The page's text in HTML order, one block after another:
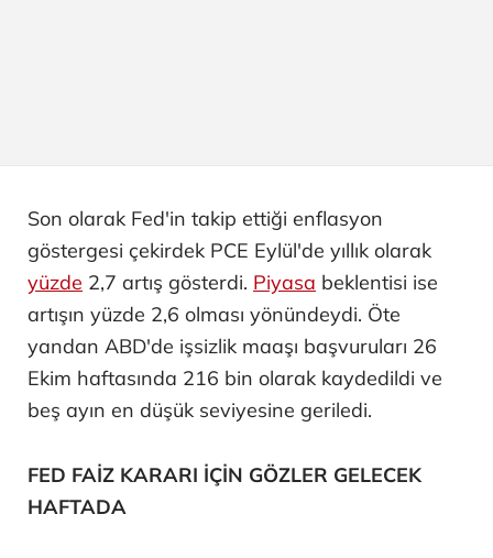
Son olarak Fed'in takip ettiği enflasyon
göstergesi çekirdek PCE Eylül'de yıllık olarak
yüzde 2,7 artış gösterdi. Piyasa beklentisi ise
artışın yüzde 2,6 olması yönündeydi. Öte
yandan ABD'de işsizlik maaşı başvuruları 26
Ekim haftasında 216 bin olarak kaydedildi ve
beş ayın en düşük seviyesine geriledi.
FED FAİZ KARARI İÇİN GÖZLER GELECEK
HAFTADA